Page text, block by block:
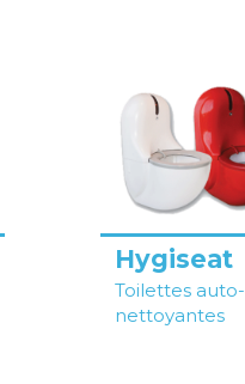
Hygiseat
Toilettes auto-
nettoyantes